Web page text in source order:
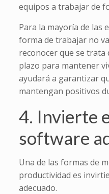
equipos a trabajar de
Para la mayoría de las
forma de trabajar no
reconocer que se
plazo para mantener
ayudará a garantizar
mantengan positivos
4. Invierte
software
Una de las formas de
productividad es
adecuado.